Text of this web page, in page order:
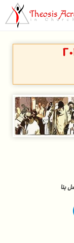
Theosis
in
بنا